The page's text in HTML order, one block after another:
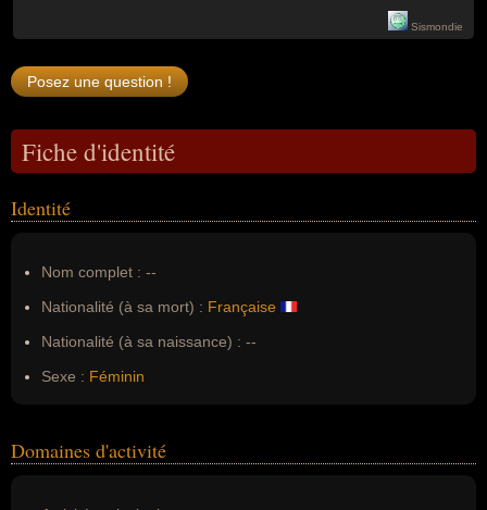
Sismondie
Fiche d'identité
Identité
Nom complet : --
Nationalité (à sa mort) : Française
Nationalité (à sa naissance) : --
Sexe : Féminin
Domaines d'activité